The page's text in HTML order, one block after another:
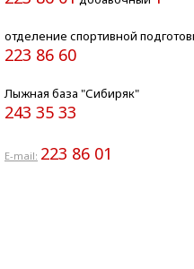
отделение спортивной
223 86 60
Лыжная база "Сибиряк"
243 35 33
E-mail: 223 86 01